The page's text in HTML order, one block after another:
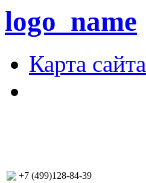
logo_name
Карта сайта
+7 (499)128-84-39